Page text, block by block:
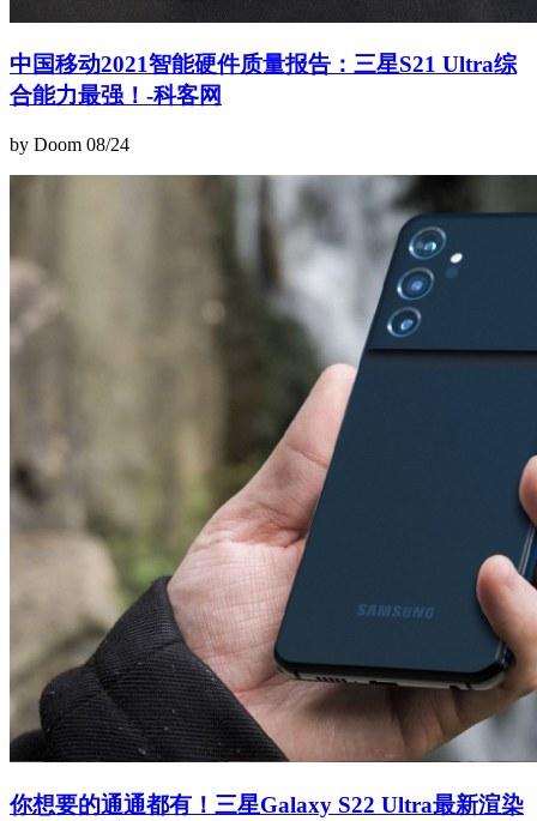
中国移动2021智能硬件质量报告：三星S21 Ultra综
合能力最强！-科客网
by Doom 08/24
你想要的通通都有！三星Galaxy S22 Ultra最新渲染